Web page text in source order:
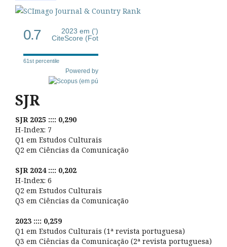
0.7
2023 em (')
CiteScore (Fot
61st percentile
Powered by
SJR
SJR 2025 :::: 0,290
H-Index: 7
Q1 em Estudos Culturais
Q2 em Ciências da Comunicação
SJR 2024 :::: 0,202
H-Index: 6
Q2 em Estudos Culturais
Q3 em Ciências da Comunicação
2023 :::: 0,259
Q1 em Estudos Culturais (1ª revista portuguesa)
Q3 em Ciências da Comunicação (2ª revista portuguesa)